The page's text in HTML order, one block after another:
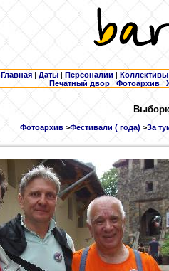
Главная | Даты | Персоналии | Коллективы
Печатный двор |Фотоархив |
Фотоархив >Фестивали ( года) >За